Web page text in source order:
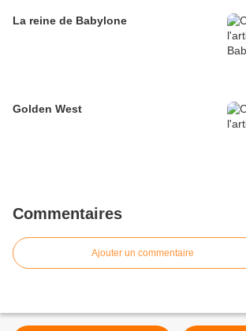
La reine de Babylone
Golden West
Commentaires
Ajouter un commentaire